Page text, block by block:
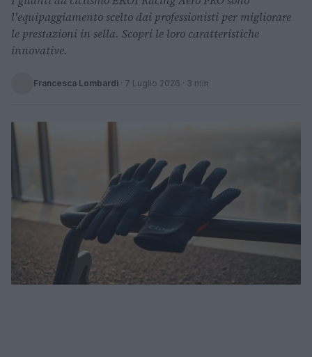
l'equipaggiamento scelto dai professionisti per migliorare
le prestazioni in sella. Scopri le loro caratteristiche
innovative.
Francesca Lombardi · 7 Luglio 2026 · 3 min